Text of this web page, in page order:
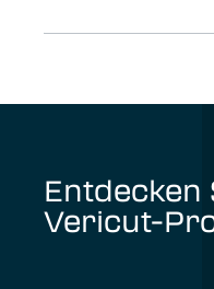
Entdecken
Vericut-